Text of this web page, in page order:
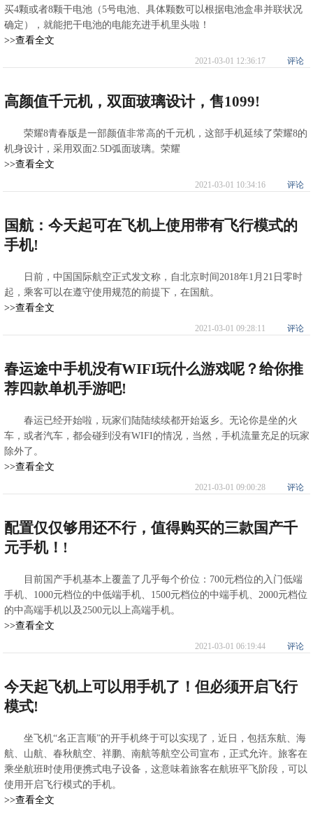
买4颗或者8颗干电池（5号电池、具体颗数可以根据电池盒串并联状况
确定），就能把干电池的电能充进手机里头啦！
>>查看全文
2021-03-01 12:36:17 评论
高颜值千元机，双面玻璃设计，售1099!
荣耀8青春版是一部颜值非常高的千元机，这部手机延续了荣耀8的
机身设计，采用双面2.5D弧面玻璃。荣耀
>>查看全文
2021-03-01 10:34:16 评论
国航：今天起可在飞机上使用带有飞行模式的
手机!
日前，中国国际航空正式发文称，自北京时间2018年1月21日零时
起，乘客可以在遵守使用规范的前提下，在国航。
>>查看全文
2021-03-01 09:28:11 评论
春运途中手机没有WIFI玩什么游戏呢？给你推
荐四款单机手游吧!
春运已经开始啦，玩家们陆陆续续都开始返乡。无论你是坐的火
车，或者汽车，都会碰到没有WIFI的情况，当然，手机流量充足的玩家
除外了。
>>查看全文
2021-03-01 09:00:28 评论
配置仅仅够用还不行，值得购买的三款国产千
元手机！!
目前国产手机基本上覆盖了几乎每个价位：700元档位的入门低端
手机、1000元档位的中低端手机、1500元档位的中端手机、2000元档位
的中高端手机以及2500元以上高端手机。
>>查看全文
2021-03-01 06:19:44 评论
今天起飞机上可以用手机了！但必须开启飞行
模式!
坐飞机“名正言顺”的开手机终于可以实现了，近日，包括东航、海
航、山航、春秋航空、祥鹏、南航等航空公司宣布，正式允许。旅客在
乘坐航班时使用便携式电子设备，这意味着旅客在航班平飞阶段，可以
使用开启飞行模式的手机。
>>查看全文